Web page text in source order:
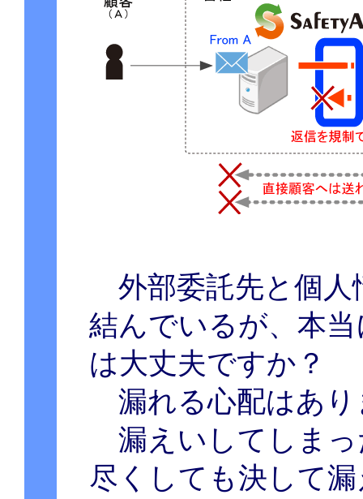
外部委託先と個人
結んでいるが、本
は大丈夫ですか？
漏れる心配はあり
漏えいしてしまっ
尽くしても決して